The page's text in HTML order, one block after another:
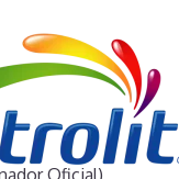
Oficial)